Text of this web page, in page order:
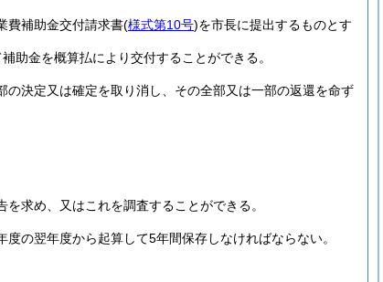
費補助金交付請求書(様式第10号)を市長に提出するものとす
助金を概算払により交付することができる。
決定又は確定を取り消し、その全部又は一部の返還を命ず
求め、又はこれを調査することができる。
の翌年度から起算して5年間保存しなければならない。